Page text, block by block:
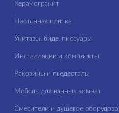
Керамогранит
Настенная плитка
Унитазы, биде, писсуары
Инсталляции и комплекты
Раковины и пьедесталы
Мебель для ванных комнат
Смесители и душевое